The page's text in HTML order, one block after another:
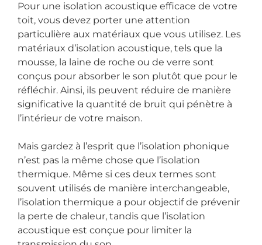
Pour une isolation acoustique efficace de votre
toit, vous devez porter une attention
particulière aux matériaux que vous utilisez. Les
matériaux d’isolation acoustique, tels que la
mousse, la laine de roche ou de verre sont
conçus pour absorber le son plutôt que pour le
réfléchir. Ainsi, ils peuvent réduire de manière
significative la quantité de bruit qui pénètre à
l’intérieur de votre maison.
Mais gardez à l’esprit que l’isolation phonique
n’est pas la même chose que l’isolation
thermique. Même si ces deux termes sont
souvent utilisés de manière interchangeable,
l’isolation thermique a pour objectif de prévenir
la perte de chaleur, tandis que l’isolation
acoustique est conçue pour limiter la